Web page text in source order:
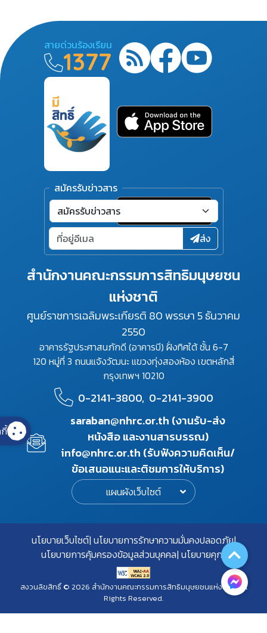
สำนักงานคณะกรรมการสิทธิมนุษยชน
แห่งชาติ
ศูนย์ราชการเฉลิมพระเกียรติ 80 พรรษา 5 ธันวาคม
2550
อาคารรัฐประศาสนภักดี (อาคารบี) ฝั่งทิศใต้ ชั้น 6-7
120 หมู่ที่ 3 ถนนแจ้งวัฒนะ แขวงทุ่งสองห้อง เขตหลักสี่
กรุงเทพฯ 10210
0-2141-3800, 0-2141-3900
saraban@nhrc.or.th (งานรับ-ส่ง
หนังสือ และงานสารบรรณ)
info@nhrc.or.th (รับฟังความคิดเห็น/
ข้อเสนอแนะและติชมการให้บริการ)
แผนผังเว็บไซต์
สายด่วนร้องเรียน
1377
สมัครรับข่าวสาร
ส่ง
นโยบายเว็บไซต์ นโยบายการรักษาความมั่นคงปลอดภัย
นโยบายการคุ้มครองข้อมูลส่วนบุคคล นโยบายคุกกี้
สงวนลิขสิทธิ์ © 2026 สำนักงานคณะกรรมการสิทธิมนุษยชนแห่งชาติ. All
Rights Reserved.